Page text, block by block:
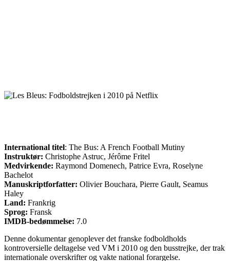
International titel: The Bus: A French Football Mutiny
Instruktør: Christophe Astruc, Jérôme Fritel
Medvirkende: Raymond Domenech, Patrice Evra, Roselyne
Bachelot
Manuskriptforfatter: Olivier Bouchara, Pierre Gault, Seamus
Haley
Land: Frankrig
Sprog: Fransk
IMDB-bedømmelse: 7.0
Denne dokumentar genoplever det franske fodboldholds
kontroversielle deltagelse ved VM i 2010 og den busstrejke, der trak
internationale overskrifter og vakte national forargelse.